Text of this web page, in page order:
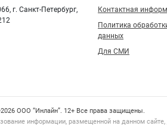
г. Санкт-Петербург,
Контактная
Политика
данных
Для СМИ
право, логотипы
ООО “Инлайн”. 12+ Все права защищены.
информации, размещенной на данном